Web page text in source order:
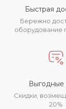
Быстрая
Бережно
оборудование
Выгодные
Скидки,
20%